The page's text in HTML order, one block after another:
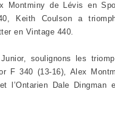
Montminy de Lévis en
Keith Coulson a
en Vintage 440.
soulignons les
F 340 (13-16), Alex
l’Ontarien Dale Dingman